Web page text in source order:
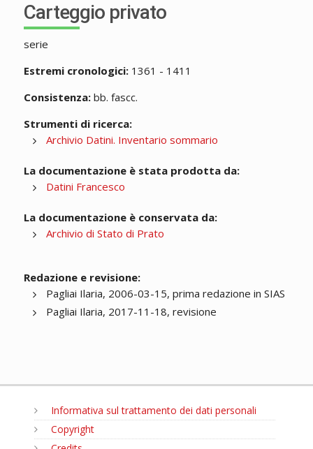
Carteggio privato
serie
Estremi cronologici:1361 - 1411
Consistenza:bb. fascc.
Strumenti di ricerca:
Archivio Datini. Inventario sommario
La documentazione è stata prodotta da:
Datini Francesco
La documentazione è conservata da:
Archivio di Stato di Prato
Redazione e revisione:
Pagliai Ilaria, 2006-03-15, prima redazione in SIAS
Pagliai Ilaria, 2017-11-18, revisione
Informativa sul trattamento dei dati personali
Copyright